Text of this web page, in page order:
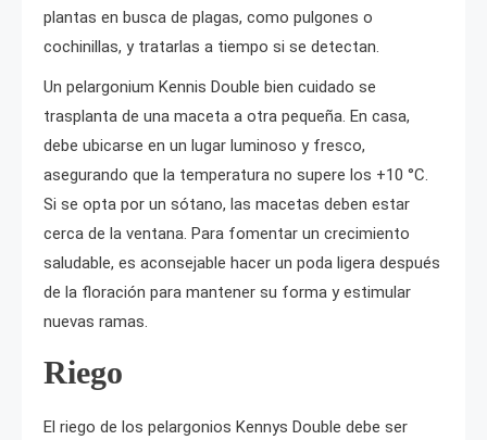
plantas en busca de plagas, como pulgones o
cochinillas, y tratarlas a tiempo si se detectan.
Un pelargonium Kennis Double bien cuidado se
trasplanta de una maceta a otra pequeña. En casa,
debe ubicarse en un lugar luminoso y fresco,
asegurando que la temperatura no supere los +10 °C.
Si se opta por un sótano, las macetas deben estar
cerca de la ventana. Para fomentar un crecimiento
saludable, es aconsejable hacer un poda ligera después
de la floración para mantener su forma y estimular
nuevas ramas.
Riego
El riego de los pelargonios Kennys Double debe ser